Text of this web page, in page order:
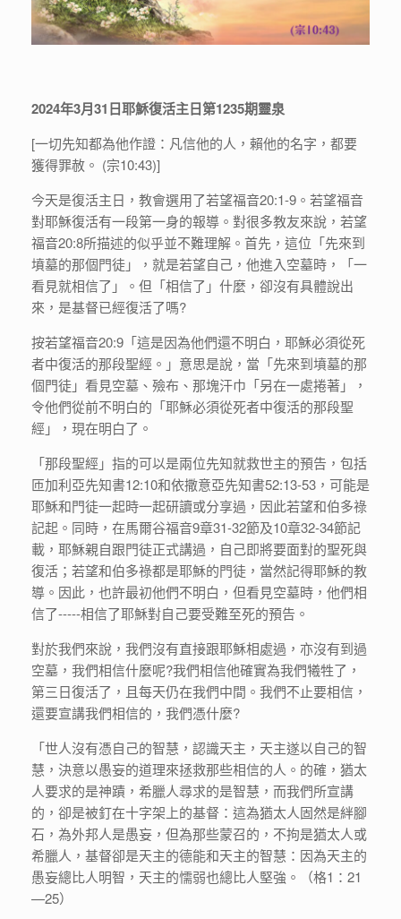
2024年3月31日耶穌復活主日第1235期靈泉
[一切先知都為他作證：凡信他的人，賴他的名字，都要
獲得罪赦。 (宗10:43)]
今天是復活主日，教會選用了若望福音20:1-9。若望福音
對耶穌復活有一段第一身的報導。對很多教友來說，若望
福音20:8所描述的似乎並不難理解。首先，這位「先來到
墳墓的那個門徒」，就是若望自己，他進入空墓時，「一
看見就相信了」。但「相信了」什麼，卻沒有具體說出
來，是基督已經復活了嗎?
按若望福音20:9「這是因為他們還不明白，耶穌必須從死
者中復活的那段聖經。」意思是說，當「先來到墳墓的那
個門徒」看見空墓、殮布、那塊汗巾「另在一處捲著」，
令他們從前不明白的「耶穌必須從死者中復活的那段聖
經」，現在明白了。
「那段聖經」指的可以是兩位先知就救世主的預告，包括
匝加利亞先知書12:10和依撒意亞先知書52:13-53，可能是
耶穌和門徒一起時一起研讀或分享過，因此若望和伯多祿
記起。同時，在馬爾谷福音9章31-32節及10章32-34節記
載，耶穌親自跟門徒正式講過，自己即將要面對的聖死與
復活；若望和伯多祿都是耶穌的門徒，當然記得耶穌的教
導。因此，也許最初他們不明白，但看見空墓時，他們相
信了-----相信了耶穌對自己要受難至死的預告。
對於我們來說，我們沒有直接跟耶穌相處過，亦沒有到過
空墓，我們相信什麼呢?我們相信他確實為我們犧牲了，
第三日復活了，且每天仍在我們中間。我們不止要相信，
還要宣講我們相信的，我們憑什麼?
「世人沒有憑自己的智慧，認識天主，天主遂以自己的智
慧，決意以愚妄的道理來拯救那些相信的人。的確，猶太
人要求的是神蹟，希臘人尋求的是智慧，而我們所宣講
的，卻是被釘在十字架上的基督：這為猶太人固然是絆腳
石，為外邦人是愚妄，但為那些蒙召的，不拘是猶太人或
希臘人，基督卻是天主的德能和天主的智慧：因為天主的
愚妄總比人明智，天主的懦弱也總比人堅強。（格1：21
—25）